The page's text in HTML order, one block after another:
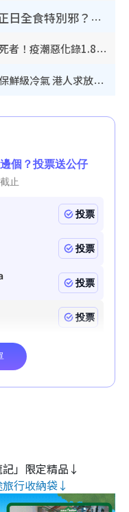
鬼門開2026｜農曆七月撞正日全食特別邪？專家警告切忌做一事！揭4大禁忌+2招保平安
奪命寄生蟲｜食生菜狂瀉首現死者！疫潮惡化錄1.8萬宗病例 揭洗菜3大謬誤
內地客歎港人唔識老！揭港鐵保鮮級冷氣 港人求放過：咪投訴
」限定精品↓
行收納袋↓